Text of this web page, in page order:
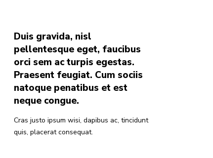
Duis gravida, nisl
pellentesque eget, faucibus
orci sem ac turpis egestas.
Praesent feugiat. Cum sociis
natoque penatibus et est
neque congue.
Cras justo ipsum wisi, dapibus ac, tincidunt
quis, placerat consequat.